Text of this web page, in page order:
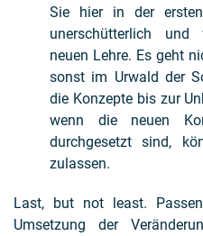
Sie hier in der
unerschütterlich
neuen Lehre. Es geht
sonst im Urwald der
die Konzepte bis zur
wenn die neuen
durchgesetzt sind,
zulassen.
Last, but not least.
Umsetzung der